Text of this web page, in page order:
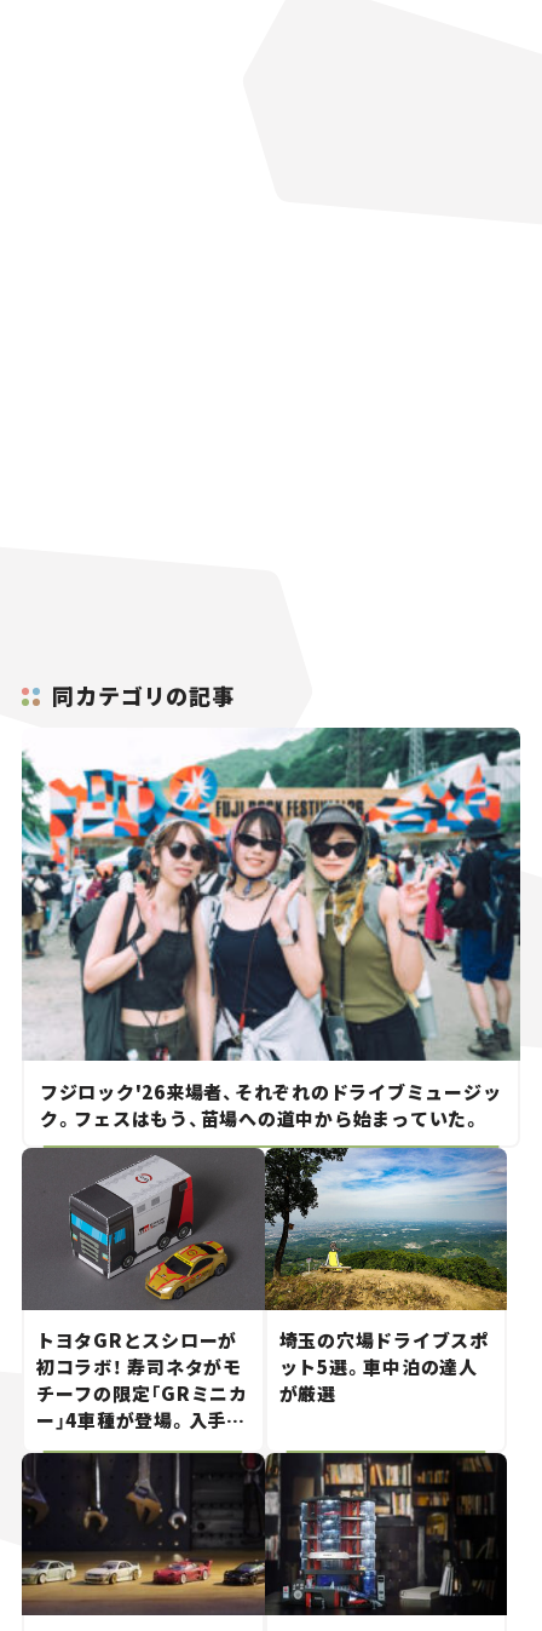
同カテゴリの記事
フジロック'26来場者、それぞれのドライブミュージッ
ク。フェスはもう、苗場への道中から始まっていた。
トヨタGRとスシローが
初コラボ！ 寿司ネタがモ
チーフの限定「GRミニカ
ー」4車種が登場。入手方
法は？【クルマとホビー】
埼玉の穴場ドライブスポ
ット5選。車中泊の達人
が厳選